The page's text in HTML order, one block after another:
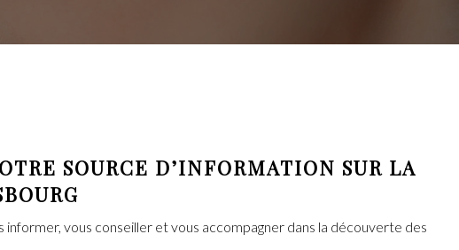
SOURCE D’INFORMATION SUR LA
vous conseiller et vous accompagner dans la découverte des